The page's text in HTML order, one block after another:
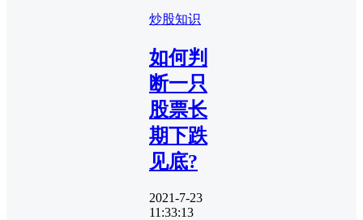
炒股知识
如何判
断一只
股票长
期下跌
见底?
2021-7-23
11:33:13